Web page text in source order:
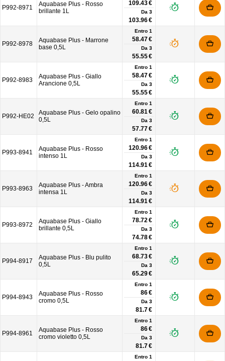
P992-8971
Aquabase Plus - Rosso
brillante 1L
109.43 €
Da 3
103.96 €
P992-8978
Aquabase Plus - Marrone
base 0,5L
Entro 1
58.47 €
Da 3
55.55 €
P992-8983
Aquabase Plus - Giallo
Arancione 0,5L
Entro 1
58.47 €
Da 3
55.55 €
P992-HE02
Aquabase Plus - Gelo opalino
0,5L
Entro 1
60.81 €
Da 3
57.77 €
P993-8941
Aquabase Plus - Rosso
intenso 1L
Entro 1
120.96 €
Da 3
114.91 €
P993-8963
Aquabase Plus - Ambra
intensa 1L
Entro 1
120.96 €
Da 3
114.91 €
P993-8972
Aquabase Plus - Giallo
brillante 0,5L
Entro 1
78.72 €
Da 3
74.78 €
P994-8917
Aquabase Plus - Blu pulito
0,5L
Entro 1
68.73 €
Da 3
65.29 €
P994-8943
Aquabase Plus - Rosso
cromo 0,5L
Entro 1
86 €
Da 3
81.7 €
P994-8961
Aquabase Plus - Rosso
cromo violetto 0,5L
Entro 1
86 €
Da 3
81.7 €
Entro 1